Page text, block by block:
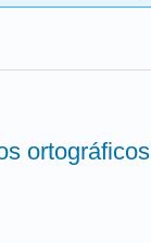
ortográficos